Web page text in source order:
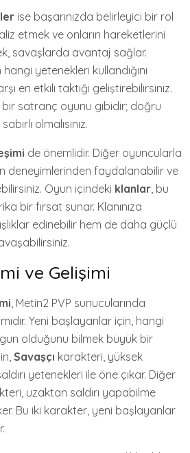
ise başarınızda belirleyici bir rol
etmek ve onların hareketlerini
savaşlarda avantaj sağlar.
hangi yetenekleri kullandığını
en etkili taktiği geliştirebilirsiniz.
bir satranç oyunu gibidir; doğru
olmalısınız.
de önemlidir. Diğer oyuncularla
deneyimlerinden faydalanabilir ve
Oyun içindeki klanlar, bu
bir fırsat sunar. Klanınıza
edinebilir hem de daha güçlü
ve Gelişimi
, Metin2 PVP sunucularında
Yeni başlayanlar için, hangi
olduğunu bilmek büyük bir
Savaşçı karakteri, yüksek
yetenekleri ile öne çıkar. Diğer
uzaktan saldırı yapabilme
Bu iki karakter, yeni başlayanlar